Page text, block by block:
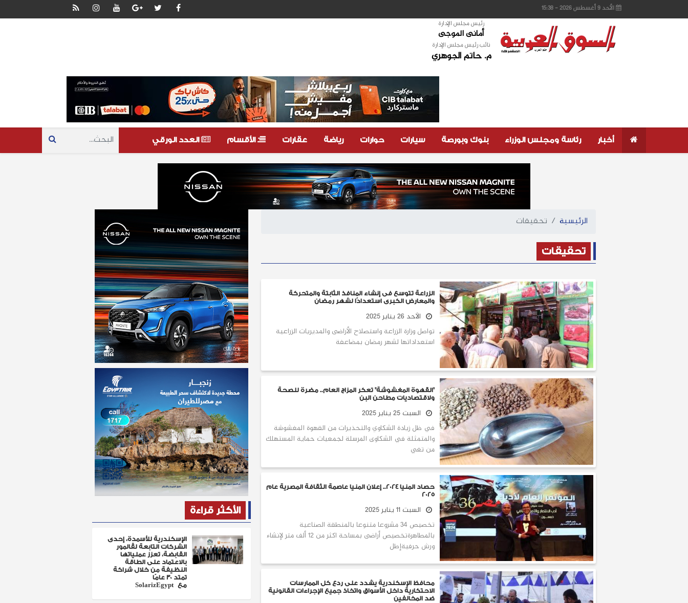
الأحد 9 أغسطس 2026 - 15:38
رئيس مجلس الإدارة
أمانى الموجى
نائب رئيس مجلس الإدارة
م. حاتم الجوهري
أخبار رئاسة ومجلس الوزراء بنوك وبورصة سيارات حوارات رياضة عقارات الأقسام العدد الورقي
الرئيسية تحقيقات
تحقيقات
الزراعة تتوسع فى إنشاء المنافذ الثابتة والمتحركة
والمعارض الكبرى استعدادًا لشهر رمضان
الأحد 26 يناير 2025
تواصل وزارة الزراعة واستصلاح الأراضى والمديريات الزراعية
استعداداتها لشهر رمضان بمضاعفة
"القهوة المغشوشة" تعكر المزاج العام.. مضرة للصحة
ولاقتصاديات مطاحن البن
السبت 25 يناير 2025
في ظل زيادة الشكاوي والتحذيرات من القهوة المغشوشة
والمتمثلة في الشكاوى المرسلة لجمعيات حماية المستهلك
من تغي
حصاد المنيا 2024.. إعلان المنيا عاصمة الثقافة المصرية عام
2025
السبت 11 يناير 2025
تخصيص 34 مشروعا متنوعا بالمنطقة الصناعية
بالمطاهرةتخصيص أراضى بمساحة اكثر من 12 ألف متر لإنشاء
ورش حرفيةإطل
‬ضد‭ ‬المخالفين
الأكثر قراءة
الإسكندرية للأسمدة، إحدى
الشركات التابعة لڤالمور
القابضة، تعزز عملياتها
بالاعتماد على الطاقة
النظيفة من خلال شراكة
تمتد 30 عامًا
مع SolarizEgypt